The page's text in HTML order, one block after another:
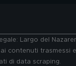
Largo del
contenuti
di data scraping.